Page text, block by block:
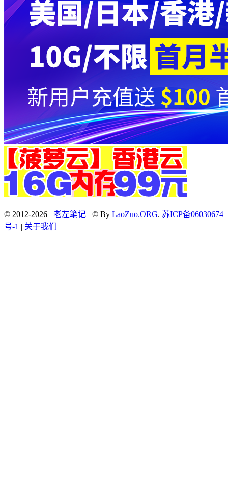
© 2012-2026 老左笔记 © By LaoZuo.ORG. 苏ICP备06030674
号-1 | 关于我们